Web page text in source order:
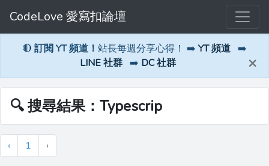
CodeLove 愛寫扣論壇
🔴 訂閱 YT 頻道！ 站長每週分享心得！ ➡️ YT 頻道 ➡️
LINE 社群 ➡️ DC 社群 ×
🔍 搜尋結果：Typescrip
‹ 1 ›